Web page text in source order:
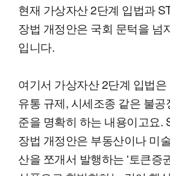
현재 가상자산 2단계 입법과
장법 개정안은 국회 문턱을 넘
입니다.
여기서 가상자산 2단계 입법
유통 규제, 시세조종 같은 불공
준을 명확히 하는 내용이고요.
장법 개정안은 부동산이나 미
산을 쪼개서 발행하는 '토큰증